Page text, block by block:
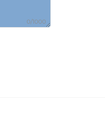
0/1000